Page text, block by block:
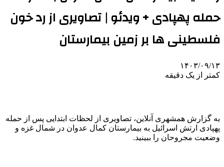
حمله پهپادی + ویدئو | تصاویری از رد خون
فلسطینی ها بر زمین بیمارستان
۱۴۰۳/۰۹/۱۳
کمتر از یک دقیقه
به گزارش همشهری آنلاین، تصاویری از لحظات ابتدایی پس از حمله
پهپادی ارتش اسرائیل به بیمارستان کمال عدوان در شمال غزه و
وضعیت مجروحان را ببینید.